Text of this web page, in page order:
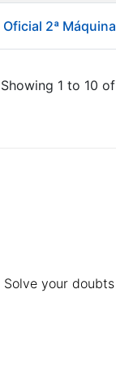
Oficial 2ª
Showing 1 to 10
Solve your